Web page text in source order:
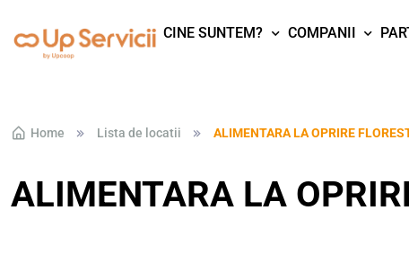
Skip to navigation
Skip to content
CINE SUNTEM? COMPANII
Home Lista de locatii ALIMENTARA LA OPRIRE
ALIMENTARA LA